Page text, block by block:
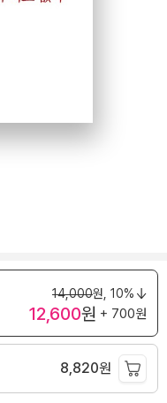
14,000원, 10%
12,600원 + 700원
8,820원